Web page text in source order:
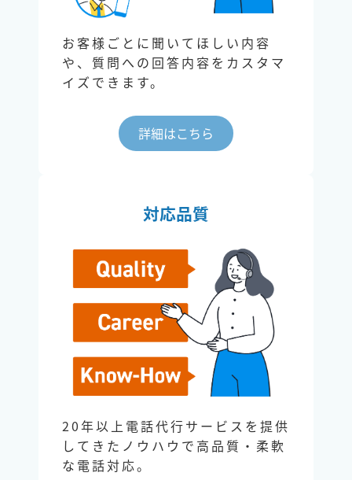
お客様ごとに聞いてほしい内容
や、質問への回答内容をカスタマ
イズできます。
詳細はこちら
対応品質
20年以上電話代行サービスを提供
してきたノウハウで高品質・柔軟
な電話対応。